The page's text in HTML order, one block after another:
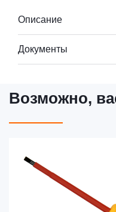
Описание
Документы
Возможно,